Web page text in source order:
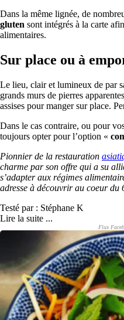
Dans la même lignée, de
gluten sont intégrés à la carte
alimentaires.
Sur place ou à
Le lieu, clair et lumineux de par
grands murs de pierres
assises pour manger sur place.
Dans le cas contraire, ou pour
toujours opter pour l’option «
Pionnier de la restauration
charme par son offre qui a su
s’adapter aux régimes
adresse à découvrir au coeur du
Testé par : Stéphane K
Lire la suite ...
Flux